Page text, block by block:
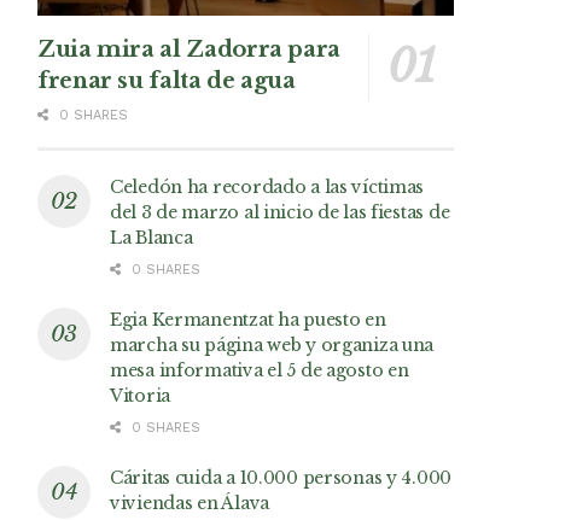
Zuia mira al Zadorra para
frenar su falta de agua
0 SHARES
Celedón ha recordado a las víctimas
del 3 de marzo al inicio de las fiestas de
La Blanca
0 SHARES
Egia Kermanentzat ha puesto en
marcha su página web y organiza una
mesa informativa el 5 de agosto en
Vitoria
0 SHARES
Cáritas cuida a 10.000 personas y 4.000
viviendas en Álava